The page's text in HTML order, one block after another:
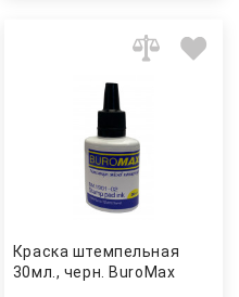
Краска штемпельная
30мл., черн. BuroMax